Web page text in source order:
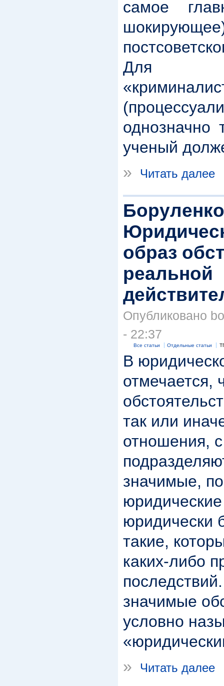
самое
Для
однозначно
ученый
»
Читать далее
образ
реальной
Опубликовано
- 22:37
Все статьи Отдельные статьи
В
отмечается,
так или
отношения,
значимые,
юридически
такие,
каких-либо
значимые
условно
»
Читать далее